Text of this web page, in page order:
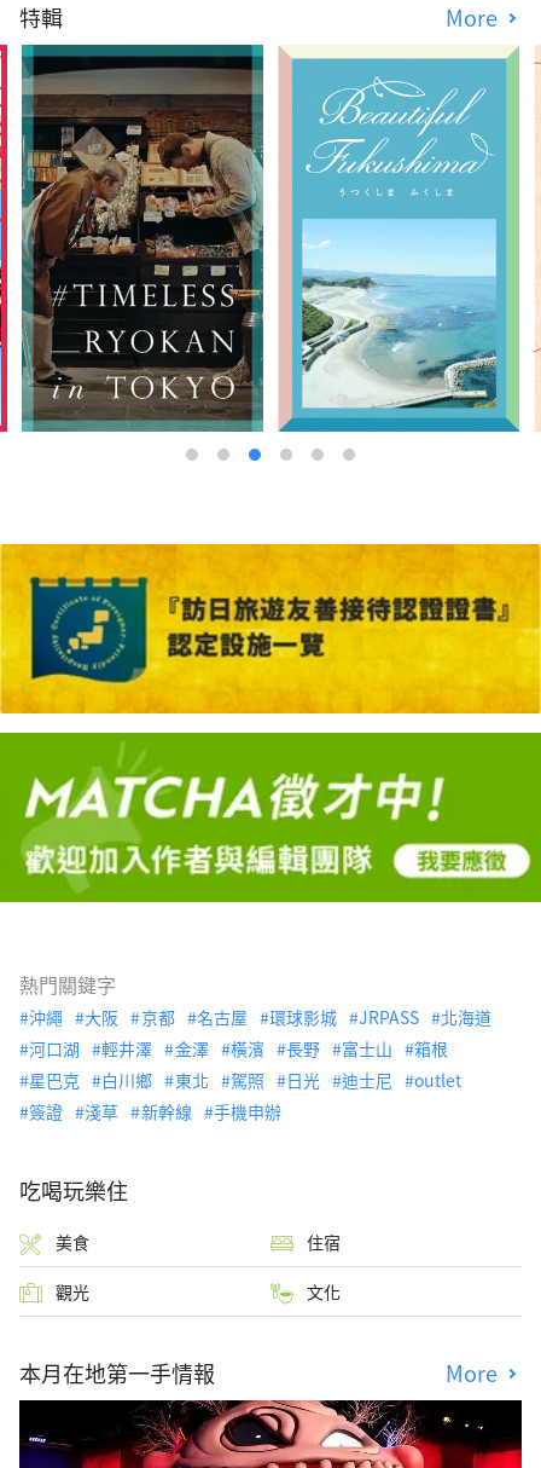
特輯 More
熱門關鍵字
沖繩 大阪 京都 名古屋 環球影城 JRPASS
北海道
河口湖
輕井澤 金澤 橫濱 長野 富士山
箱根
星巴克
白川鄉 東北 駕照 日光 迪士尼
outlet
簽證
淺草 新幹線 手機申辦
吃喝玩樂住
美食 住宿
觀光 文化
本月在地第一手情報 More